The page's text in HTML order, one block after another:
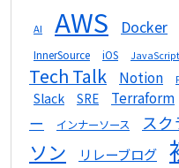
AI AWS Docker
InnerSource iOS JavaScript
Tech Talk
Notion
Slack SRE Terraform
ー
インナーソース スク
ソン
リレーブログ